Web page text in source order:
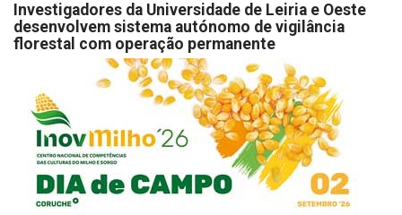
Investigadores da Universidade de Leiria e Oeste
desenvolvem sistema autónomo de vigilância
florestal com operação permanente